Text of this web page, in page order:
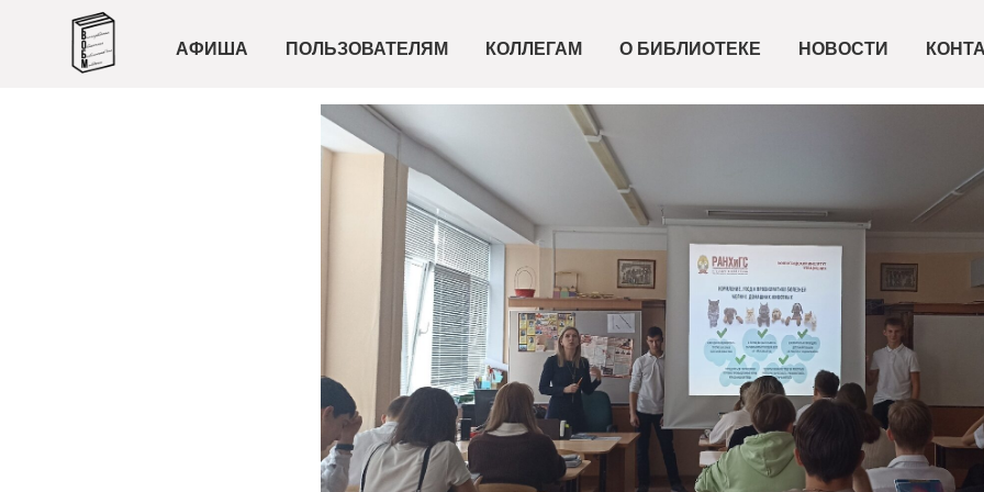
АФИША ПОЛЬЗОВАТЕЛЯМ КОЛЛЕГАМ О БИБЛИОТЕКЕ НОВОСТИ